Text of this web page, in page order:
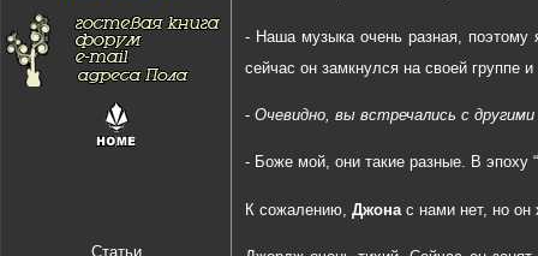
Статьи
- Наша музыка очень разная,
сейчас он замкнулся на своей группе
- Очевидно, вы встречались с
- Боже мой, они такие разные. В эпоху “
К сожалению, Джона с нами нет, но он